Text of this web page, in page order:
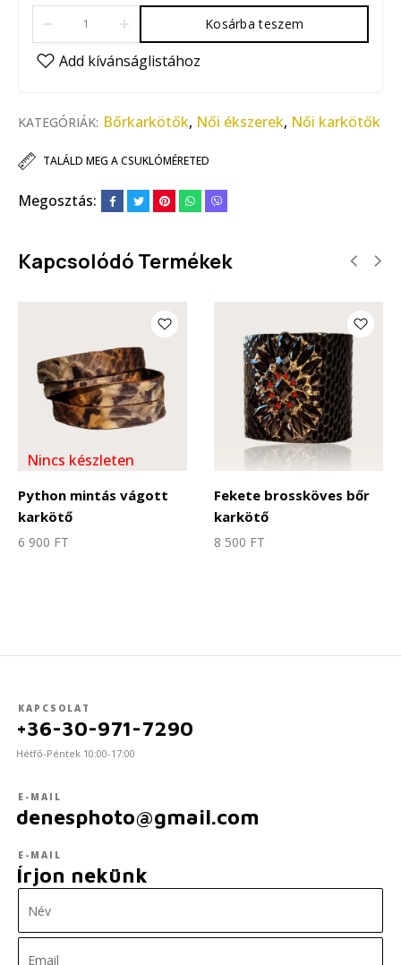
Kosárba teszem
KATEGÓRIÁK: Bőrkarkötők, Női ékszerek, Női karkötők
TALÁLD MEG A CSUKLÓMÉRETED
Megosztás:
Kapcsolódó Termékek
Nincs készleten
Python mintás vágott
karkötő
6 900 FT
Fekete brossköves bőr
karkötő
8 500 FT
KAPCSOLAT
+36-30-971-7290
Hétfő-Péntek 10:00-17:00
E-MAIL
denesphoto@gmail.com
E-MAIL
Írjon nekünk